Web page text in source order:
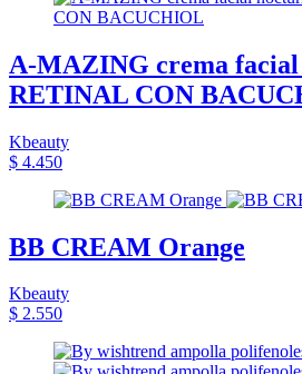
A-MAZING crema facial
RETINAL CON
Kbeauty
$ 4.450
BB CREAM Orange
Kbeauty
$ 2.550